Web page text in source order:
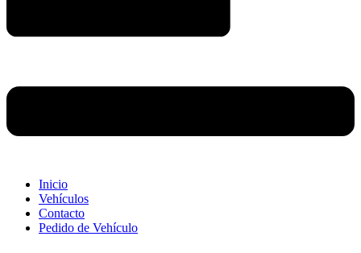
Inicio
Vehículos
Contacto
Pedido de Vehículo